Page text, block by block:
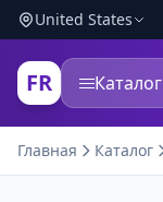
United States
FR Каталог
Главная Каталог